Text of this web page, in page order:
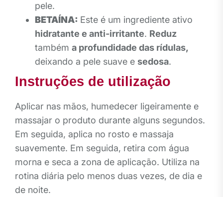
pele.
BETAÍNA: Este é um ingrediente ativo
hidratante e anti-irritante. Reduz
também a profundidade das rídulas,
deixando a pele suave e sedosa.
Instruções de utilização
Aplicar nas mãos, humedecer ligeiramente e
massajar o produto durante alguns segundos.
Em seguida, aplica no rosto e massaja
suavemente. Em seguida, retira com água
morna e seca a zona de aplicação. Utiliza na
rotina diária pelo menos duas vezes, de dia e
de noite.